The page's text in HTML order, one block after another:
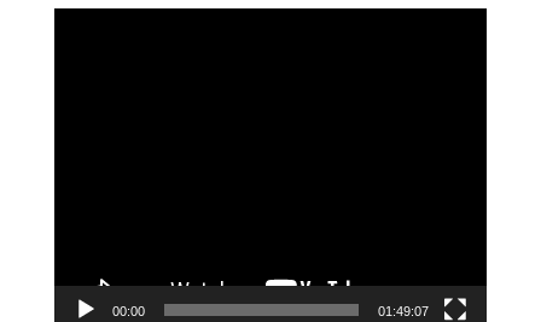
00:00 01:49:07